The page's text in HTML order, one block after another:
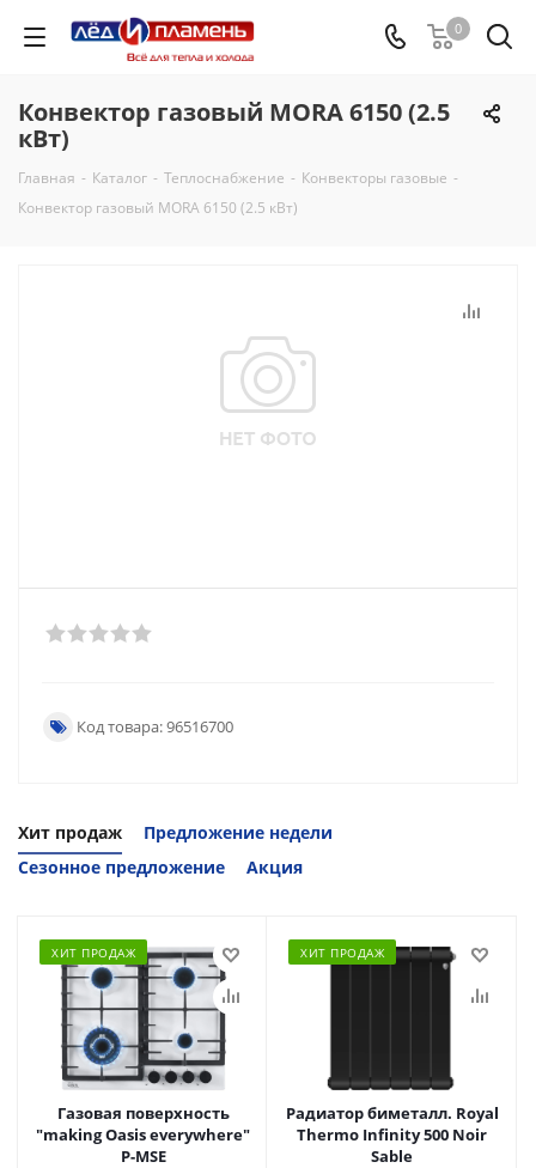
0
Конвектор газовый MORA 6150 (2.5
кВт)
Главная - Каталог - Теплоснабжение - Конвекторы газовые -
Конвектор газовый MORA 6150 (2.5 кВт)
Код товара: 96516700
Хит продаж
Предложение недели
Сезонное предложение
Акция
ХИТ ПРОДАЖ
Газовая поверхность
"making Oasis everywhere"
P-MSE
ХИТ ПРОДАЖ
Радиатор биметалл. Royal
Thermo Infinity 500 Noir
Sable